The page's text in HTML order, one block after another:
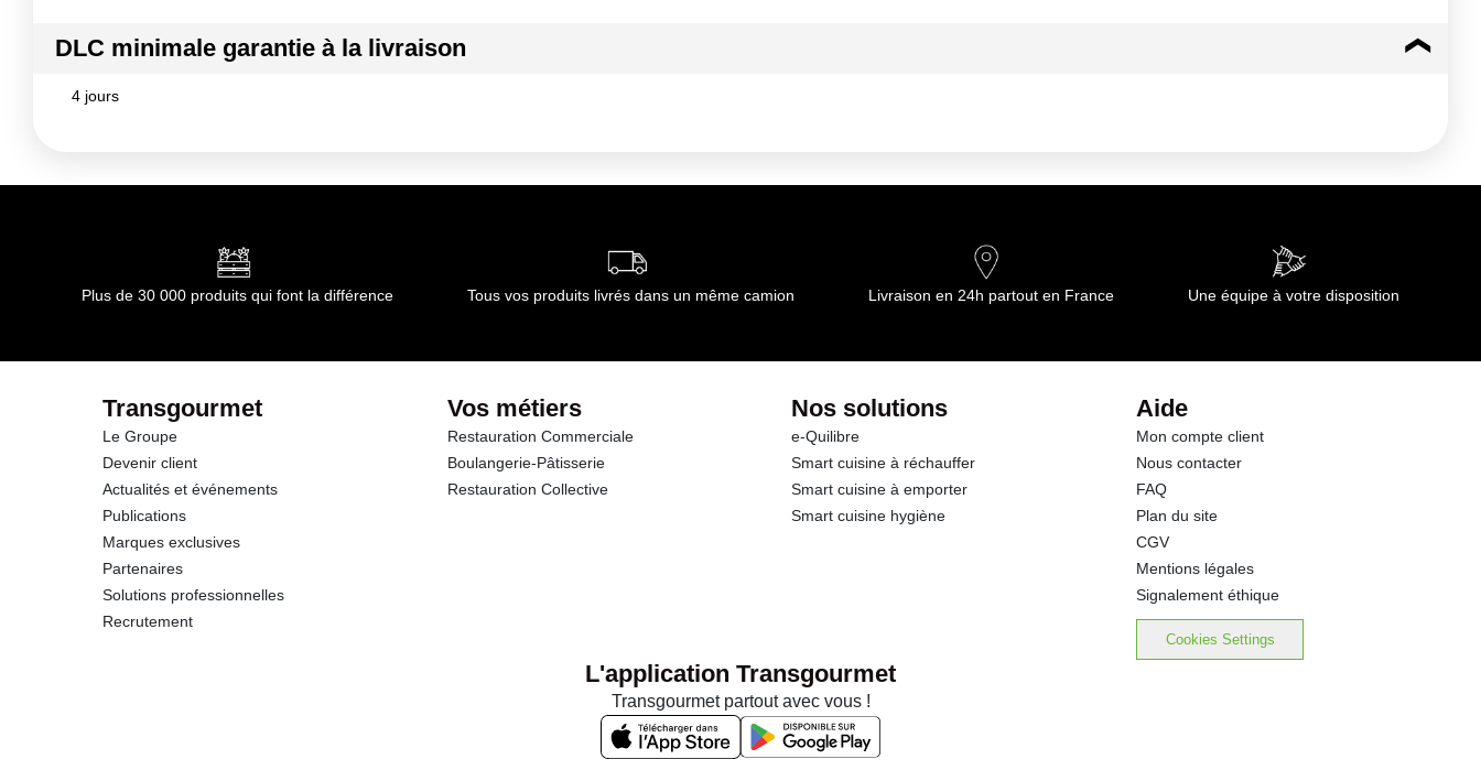
DLC minimale garantie à la livraison
4 jours
Plus de 30 000 produits qui font la différence Tous vos produits livrés dans un même camion Livraison en 24h partout en France Une équipe à votre disposition
Transgourmet
Le Groupe
Devenir client
Actualités et événements
Publications
Marques exclusives
Partenaires
Solutions professionnelles
Recrutement
Vos métiers
Restauration Commerciale
Boulangerie-Pâtisserie
Restauration Collective
Nos solutions
e-Quilibre
Smart cuisine à réchauffer
Smart cuisine à emporter
Smart cuisine hygiène
Aide
Mon compte client
Nous contacter
FAQ
Plan du site
CGV
Mentions légales
Signalement éthique
Cookies Settings
L'application Transgourmet
Transgourmet partout avec vous !